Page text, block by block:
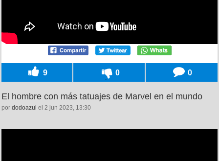
9 0 0
El hombre con más tatuajes de Marvel en el mundo
por dodoazul el 2 jun 2023, 13:30